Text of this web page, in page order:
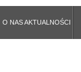
O NAS AKTUALNOŚCI